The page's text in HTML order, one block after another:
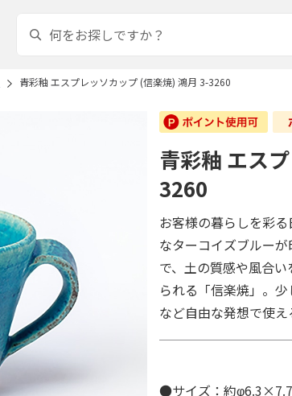
青彩釉 エスプレッソカップ (信楽焼) 鴻月 3-3260
青彩釉 エス
3260
お客様の暮らしを彩
なターコイズブルー
で、土の質感や風合
られる「信楽焼」。
など自由な発想で使え
●サイズ：約